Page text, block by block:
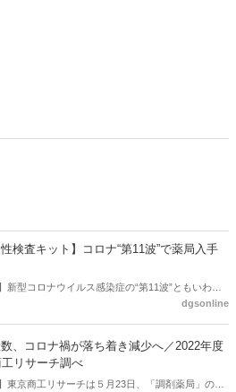
性検査キット】コロナ“第11波”で薬局入手
新型コロナウイルス感染症の“第11波”ともいわれ
用抗原定性検査キットが不足している。日本薬剤
dgsonline
数、コロナ禍が落ち着き減少へ／2022年度
リサーチ調べ
東京商工リサーチは５月23日、「調剤薬局」の倒